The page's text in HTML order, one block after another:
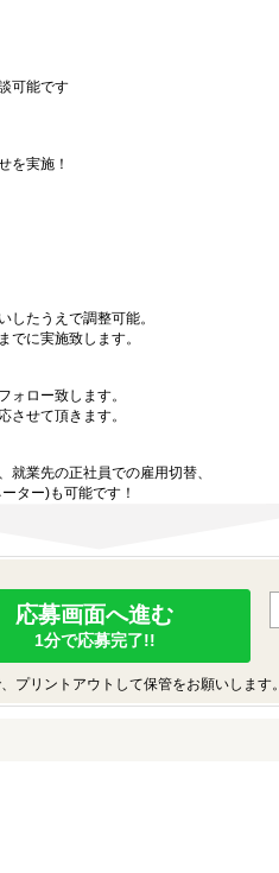
可能です
を実施！
したうえで調整可能。
でに実施致します。
ォロー致します。
させて頂きます。
就業先の正社員での雇用切替、
ター)も可能です！
応募画面へ進む
1分で応募完了!!
リントアウトして保管をお願いします。